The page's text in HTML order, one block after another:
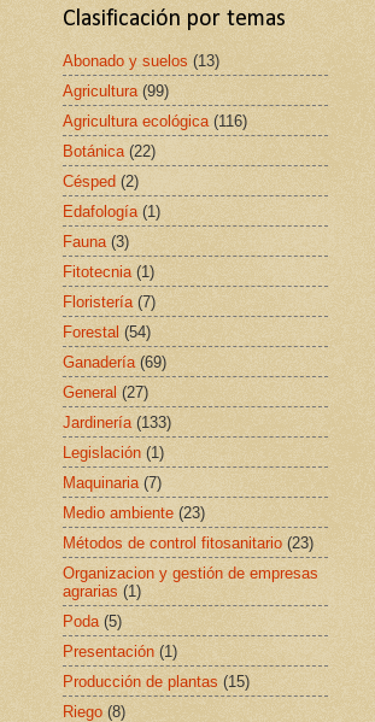
Clasificación por temas
Abonado y suelos (13)
Agricultura (99)
Agricultura ecológica (116)
Botánica (22)
Césped (2)
Edafología (1)
Fauna (3)
Fitotecnia (1)
Floristería (7)
Forestal (54)
Ganadería (69)
General (27)
Jardinería (133)
Legislación (1)
Maquinaria (7)
Medio ambiente (23)
Métodos de control fitosanitario (23)
Organizacion y gestión de empresas
agrarias (1)
Poda (5)
Presentación (1)
Producción de plantas (15)
Riego (8)